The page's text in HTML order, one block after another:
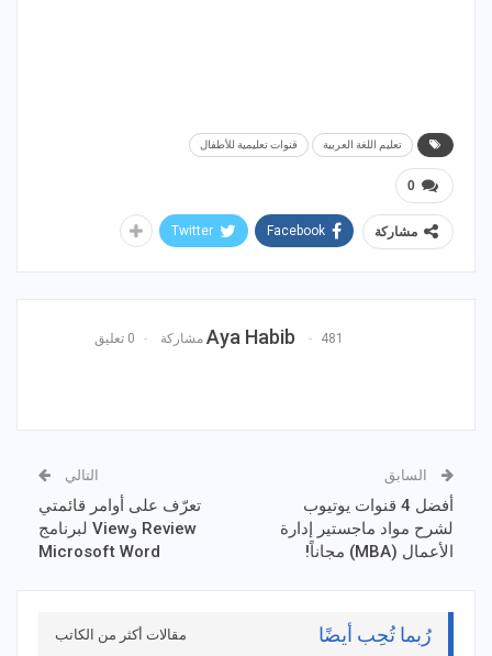
تعليم اللغة العربية قنوات تعليمية للأطفال
0
مشاركة Facebook
Twitter
Aya Habib 481 مشاركة 0 تعليق
السابق
أفضل 4 قنوات يوتيوب
لشرح مواد ماجستير إدارة
الأعمال (MBA) مجاناً!
التالي
تعرّف على أوامر قائمتي
Review وView لبرنامج
Microsoft Word
رُبما تُحِب أيضًا مقالات أكثر من الكاتب